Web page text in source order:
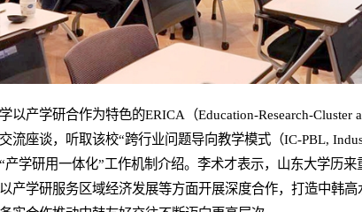
以产学研合作为特色的ERICA（Education-Research-Cluster
流座谈，听取该校“跨行业问题导向教学模式（IC-PBL,
学研用一体化”工作机制介绍。李术才表示，山东大学历
产学研服务区域经济发展等方面开展深度合作，打造中韩